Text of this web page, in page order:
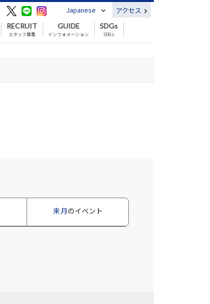
Japanese アクセス
RECRUIT
スタッフ募集
GUIDE
インフォメーション
SDGs
SDGs
来月のイベント